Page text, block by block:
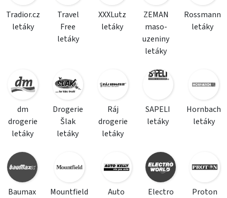
Tradior.cz
letáky
Travel
Free
letáky
XXXLutz
letáky
ZEMAN
maso-
uzeniny
letáky
Rossmann
letáky
dm
drogerie
letáky
Drogerie
Šlak
letáky
Ráj
drogerie
letáky
SAPELI
letáky
Hornbach
letáky
Baumax
Mountfield
Auto
Electro
Proton